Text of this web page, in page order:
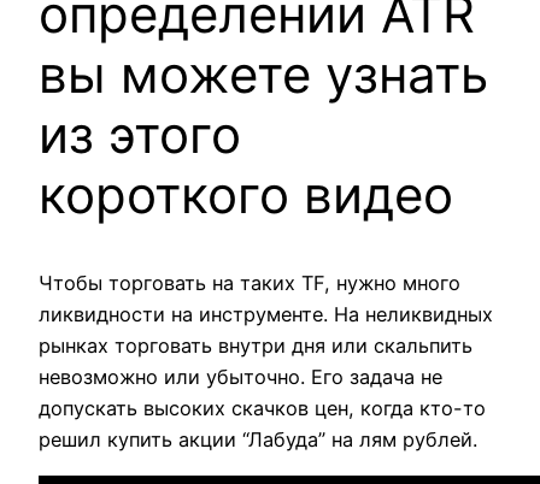
определении ATR
вы можете узнать
из этого
короткого видео
Чтобы торговать на таких TF, нужно много
ликвидности на инструменте. На неликвидных
рынках торговать внутри дня или скальпить
невозможно или убыточно. Его задача не
допускать высоких скачков цен, когда кто-то
решил купить акции “Лабуда” на лям рублей.